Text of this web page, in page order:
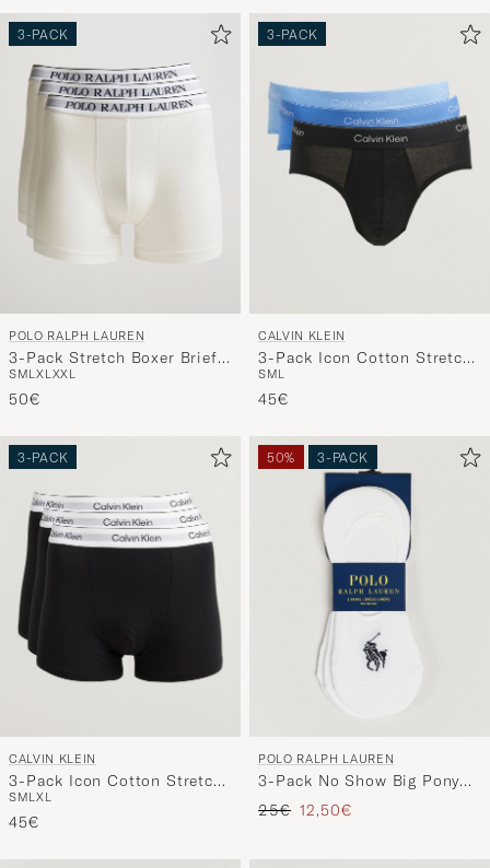
3-PACK
POLO RALPH LAUREN
3-Pack Stretch Boxer Brief
White
SMLXLXXL
50€
3-PACK
CALVIN KLEIN
3-Pack Icon Cotton Stretch
Hip Brief Black/Blue/Light
Blue
SML
45€
3-PACK
CALVIN KLEIN
3-Pack Icon Cotton Stretch
Relaxed Trunk Black
SMLXL
45€
50% 3-PACK
POLO RALPH LAUREN
3-Pack No Show Big Pony
Pony Socks White
Regulärer Preis
25€ Reduzierter Preis
12,50€